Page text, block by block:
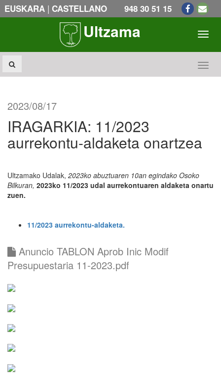
EUSKARA | CASTELLANO 948 30 51 15
Ultzama
2023/08/17
IRAGARKIA: 11/2023
aurrekontu-aldaketa onartzea
Ultzamako Udalak, 2023ko abuztuaren 10an egindako Osoko
Bilkuran, 2023ko 11/2023 udal aurrekontuaren aldaketa onartu
zuen.
11/2023 aurrekontu-aldaketa.
Anuncio TABLON Aprob Inic Modif
Presupuestaria 11-2023.pdf